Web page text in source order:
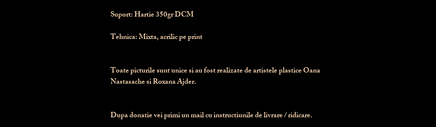
Suport: Hartie 350gr DCM
Tehnica: Mixta, acrilic pe print
Toate picturile sunt unice si au fost realizate de artistele plastice Oana
Nastasache si Roxana Ajder.
Dupa donatie vei primi un mail cu instructiunile de livrare / ridicare.